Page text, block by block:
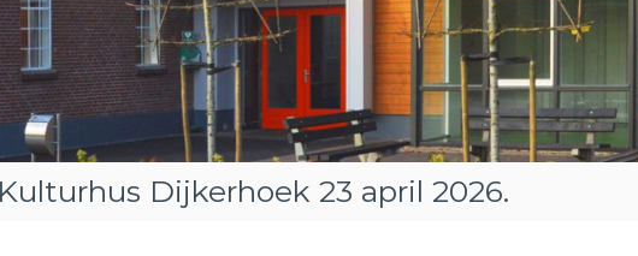
Dijkerhoek 23 april 2026.